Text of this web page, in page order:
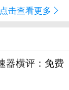
点击查看更多
器横评：免费